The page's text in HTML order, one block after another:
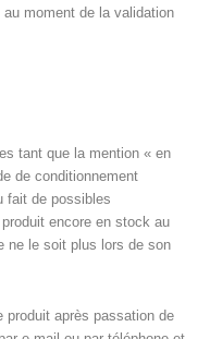
au moment de la validation
tant que la mention « en
de conditionnement
fait de possibles
encore en stock au
ne le soit plus lors de son
produit après passation de